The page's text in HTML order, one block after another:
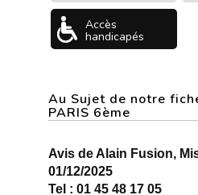
Accès
handicapés
Au Sujet de notre
PARIS 6ème
Avis de Alain Fusion,
01/12/2025
Tel : 01 45 48 17 05